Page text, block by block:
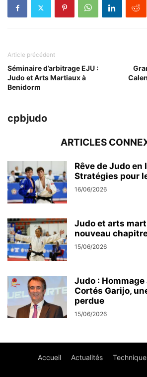
Article précédent
Séminaire d’arbitrage EJU :
Judo et Arts Martiaux à
Benidorm
cpbjudo
ARTICLES
Rêve de Judo en
Stratégies pour
16/06/2026
Judo et arts
nouveau
15/06/2026
Judo :
Cortés Garijo,
perdue
15/06/2026
Accueil Actualités